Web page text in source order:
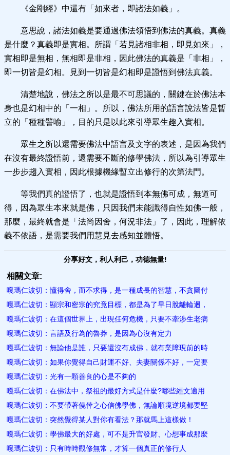
《金剛經》中還有「如來者，即諸法如義」。
意思說，諸法如義是要通過佛法領悟到佛法的真義。真義
是什麼？真義即是實相。所謂「若見諸相非相，即見如來」，
實相即是無相，無相即是非相，因此佛法的真義是「非相」，
即一切皆是幻相。見到一切皆是幻相即是證悟到佛法真義。
清楚地說，佛法之所以是最不可思議的，關鍵在於佛法本
身也是幻相中的「一相」。所以，佛法所用的語言說法皆是暫
立的「種種譬喻」，目的只是以此來引導眾生趣入實相。
眾生之所以還需要佛法中語言及文字的表述，是因為我們
在沒有最終證悟前，還需要不斷的修學佛法，所以為引導眾生
一步步趨入實相，因此根據機緣暫立出修行的次第法門。
等我們真的證悟了，也就是證悟到本無佛可成，無道可
得，因為眾生本來就是佛，只因我們未能識得自性如佛一般，
那麼，最終就會是「法尚因舍，何況非法」了，因此，理解依
義不依語，是需要我們用慧見去感知並體悟。
分享好文，利人利己，功德無量!
相關文章:
嘎瑪仁波切：懂得舍，而不求得，是一種成長的智慧，不貪圖付
嘎瑪仁波切：顯宗和密宗的究竟目標，都是為了早日脫離輪迴，
嘎瑪仁波切：在這個世界上，出現任何危機，只要不牽涉生老病
嘎瑪仁波切：言語及行為的魯莽，是因為心沒有定力
嘎瑪仁波切：無論他是誰，只要還沒有成佛，就有業障現前的時
嘎瑪仁波切：如果你覺得自己財運不好、夫妻關係不好，一定要
嘎瑪仁波切：光有一顆善良的心是不夠的
嘎瑪仁波切：在佛法中，祭祖的最好方式是什麼?哪些經文適用
嘎瑪仁波切：不要帶著僥倖之心信佛學佛，無論順境逆境都要堅
嘎瑪仁波切：突然覺得某人對你有看法？那就馬上這樣做！
嘎瑪仁波切：學佛最大的好處，可不是升官發財、心想事成那麼
嘎瑪仁波切：只有時時觀修無常，才算一個真正的修行人